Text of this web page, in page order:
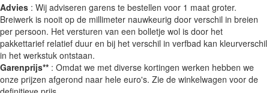
Advies : Wij adviseren garens te bestellen voor 1 maat groter.
Breiwerk is nooit op de millimeter nauwkeurig door verschil in breien
per persoon. Het versturen van een bolletje wol is door het
pakkettarief relatief duur en bij het verschil in verfbad kan kleurverschil
in het werkstuk ontstaan.
Garenprijs** : Omdat we met diverse kortingen werken hebben we
onze prijzen afgerond naar hele euro's. Zie de winkelwagen voor de